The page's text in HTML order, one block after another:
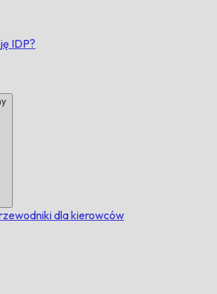
IDP?
dla kierowców